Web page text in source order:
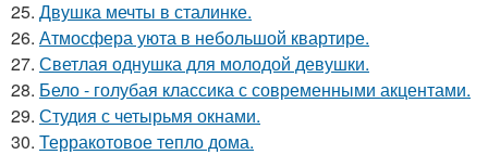
25. Двушка мечты в сталинке.
26. Атмосфера уюта в небольшой квартире.
27. Светлая однушка для молодой девушки.
28. Бело - голубая классика с современными акцентами.
29. Студия с четырьмя окнами.
30. Терракотовое тепло дома.